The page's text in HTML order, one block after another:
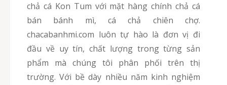
chả cá Kon Tum với mặt hàng chính chả cá
bán bánh mì, cá chả chiên chợ.
chacabanhmi.com luôn tự hào là đơn vị đi
đầu về uy tín, chất lượng trong từng sản
phẩm mà chúng tôi phân phối trên thị
trường. Với bề dày nhiều năm kinh nghiệm